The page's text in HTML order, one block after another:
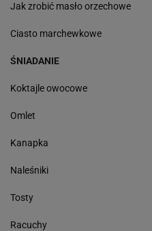
Jak zrobić masło orzechowe
Ciasto marchewkowe
ŚNIADANIE
Koktajle owocowe
Omlet
Kanapka
Naleśniki
Tosty
Racuchy